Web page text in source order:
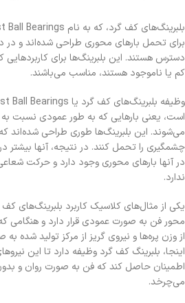
برای تحمل بارهای محوری طراحی شده‌اند و
دسترس هستند. این بلبرینگ‌ها برای کاربردهایی
کم یا ناموجود هستند، مناسب می‌باشند.
است، یعنی بارهایی که به طور عمودی نسبت به
می‌شوند. این بلبرینگ‌ها طوری طراحی شده‌اند
چشمگیری را تحمل کنند. در نتیجه، آنها بیشتر
در آنها بارهای محوری وجود دارد و حرکت
ندارد.
یکی از مثال‌های کلاسیک کاربرد بلبرینگ‌های
محور فن به صورت عمودی قرار دارد و هنگامی
از وزن پره‌ها و نیروی گریز از مرکز تولید شده
اینجا، بلبرینگ کف گرد وظیفه دارد تا این
اطمینان حاصل کند که فن به صورت روان و
می‌چرخد.